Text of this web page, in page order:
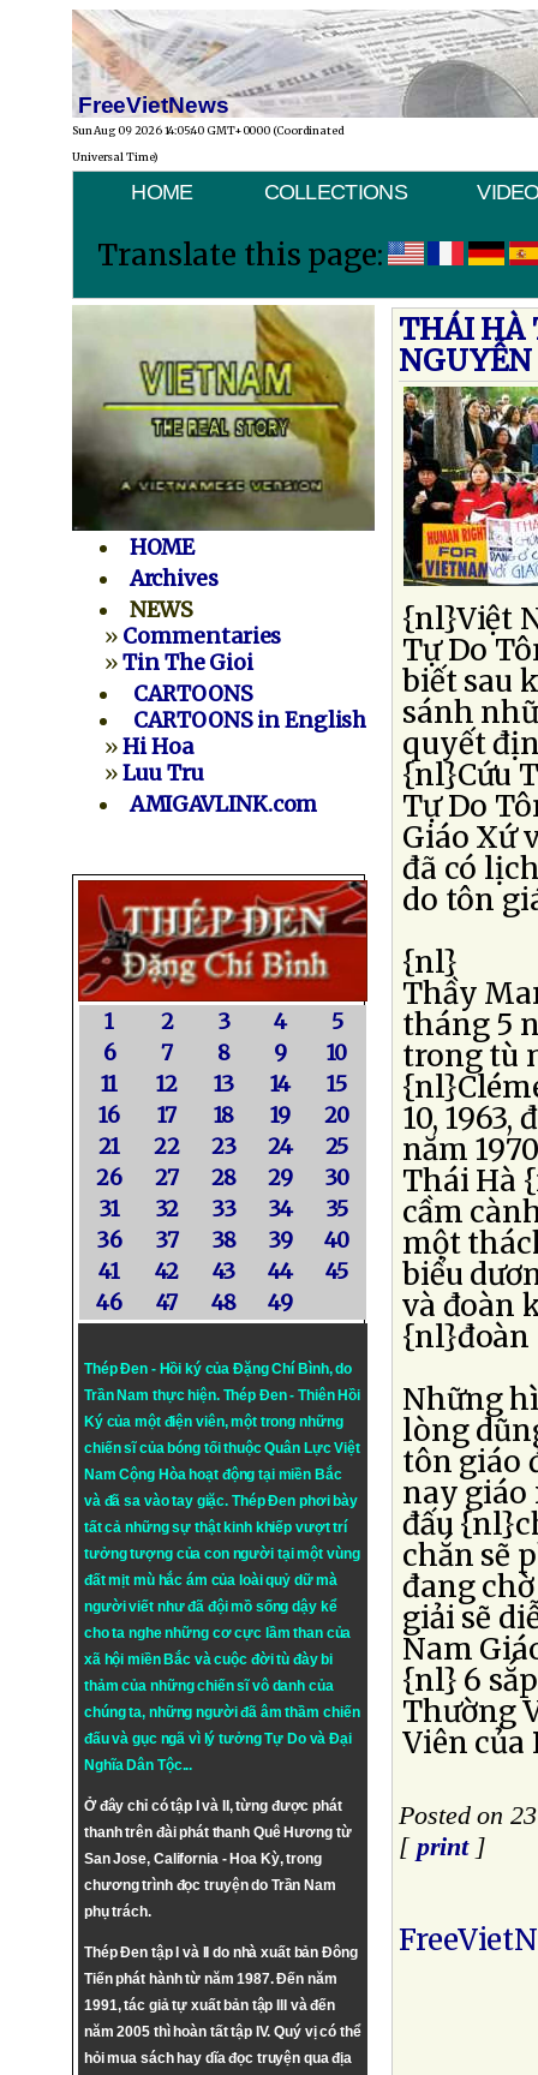
FreeVietNews
Sun Aug 09 2026 14:05:40 GMT+0000 (Coordinated
Universal Time)
HOME COLLECTIONS
Translate this page:
HOME
Archives
NEWS
» Commentaries
»Tin The Gioi
CARTOONS
CARTOONS in English
»Hi Hoa
»Luu Tru
AMIGAVLINK.com
1 2 3 4
5
6
7 8 9
10
11
12 13 14
15
16
17 18 19
20
21
22 23 24
25
26
27 28 29
30
31
32 33 34
35
36
37 38 39
40
41
42 43 44
45
46
47 48 49
Thép Đen - Hồi ký của Đặng Chí Bình, do
Trần Nam thực hiện. Thép Đen- Thiên Hồi
Ký của một điện viên, một trong những
chiến sĩ của bóng tối thuộc Quân Lực Việt
Nam Cộng Hòa hoạt động tại miền Bắc
và đã sa vào tay giặc. Thép Đen phơi bày
tất cả những sự thật kinh khiếp vượt trí
tưởng tượng của con người tại một vùng
đất mịt mù hắc ám của loài quỷ dữ mà
người viết như đã đội mồ sống dậy kể
cho ta nghe những cơ cực lầm than của
xã hội miền Bắc và cuộc đời tù đày bi
thảm của những chiến sĩ vô danh của
chúng ta, những người đã âm thầm chiến
đấu và gục ngã vì lý tưởngTự DovàĐại
Nghĩa Dân Tộc...
Ở đây chỉ có tập I và II, từng được phát
thanh trên đài phát thanh Quê Hương từ
San Jose, California - Hoa Kỳ, trong
chương trình đọc truyện do Trần Nam
phụ trách.
Thép Đen tập I và II do nhà xuất bản Đông
Tiến phát hành từ năm 1987. Đến năm
1991, tác giả tự xuất bản tập III và đến
năm 2005 thì hoàn tất tập IV. Quý vị có thể
hỏi mua sách hay dĩa đọc truyện qua địa
THÁI HÀ
{nl}Việt
Tự Do
biết sau
sánh
quyết
{nl}Cứu
Tự Do
Giáo Xứ
đã có
do tôn
{nl}
Thầy
tháng 5
trong tù
10,
năm
Thái Hà
cầm
một
biểu
và đoàn
{nl}đoàn
Những
lòng
tôn giáo
nay giáo
đấu
chắn sẽ
đang
giải sẽ
Nam
{nl} 6
Thường
Viên của
Posted on
[ print]